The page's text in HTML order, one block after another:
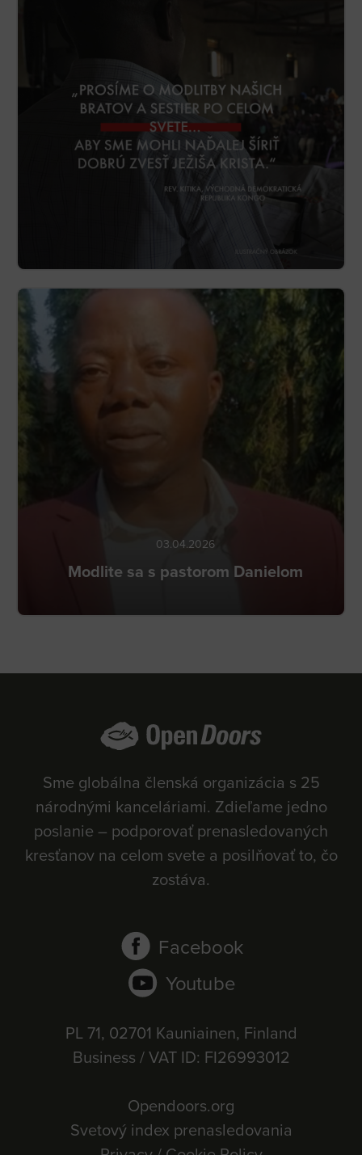
03.04.2026
Modlite sa s pastorom Danielom
Sme globálna členská organizácia s 25
národnými kanceláriami. Zdieľame jedno
poslanie – podporovať prenasledovaných
kresťanov na celom svete a posilňovať to, čo
zostáva.
Facebook
Youtube
PL 71, 02701 Kauniainen, Finland
Business / VAT ID: FI26993012
Opendoors.org
Svetový index prenasledovania